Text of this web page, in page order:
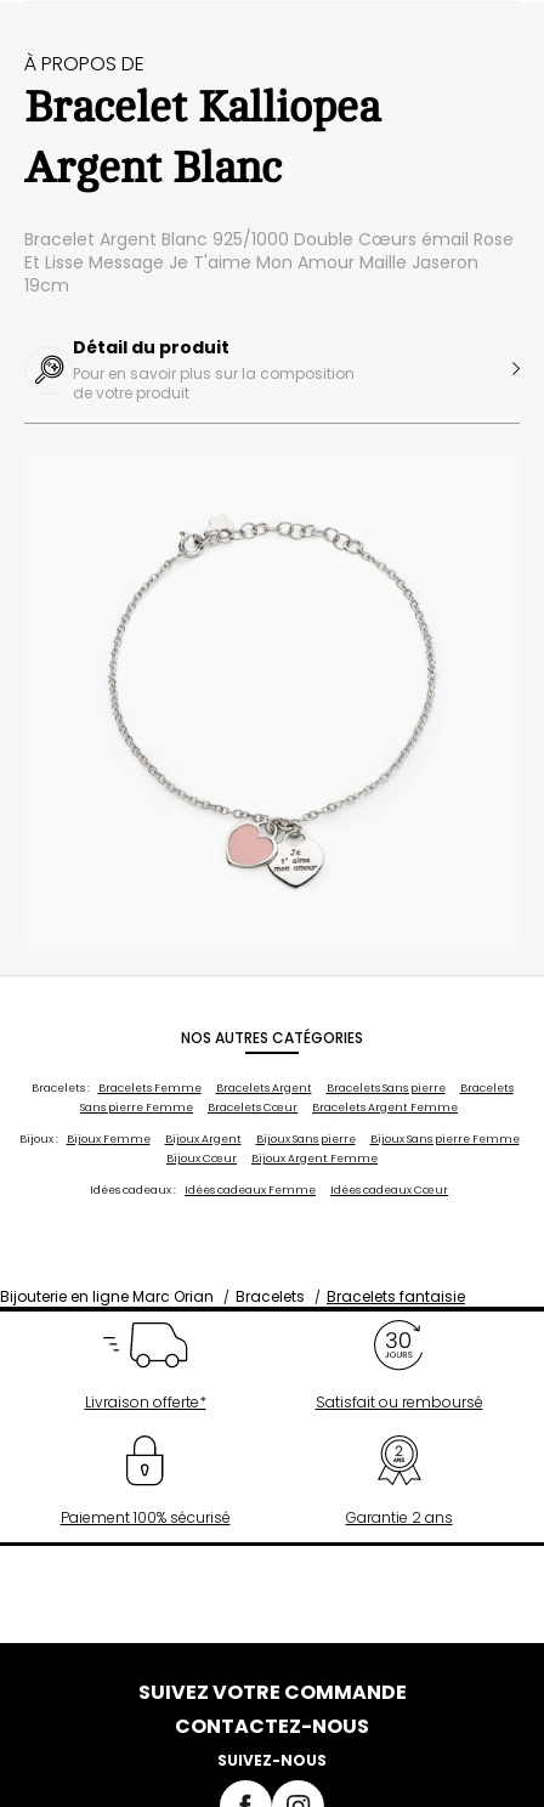
À PROPOS DE
Bracelet Kalliopea
Argent Blanc
Bracelet Argent Blanc 925/1000 Double Cœurs émail Rose
Et Lisse Message Je T'aime Mon Amour Maille Jaseron
19cm
Détail du produit
Pour en savoir plus sur la composition
de votre produit
NOS AUTRES CATÉGORIES
Bracelets : Bracelets Femme Bracelets Argent Bracelets Sans pierre
Bracelets
Sans pierre Femme
Bracelets Cœur Bracelets Argent Femme
Bijoux : Bijoux Femme Bijoux Argent Bijoux Sans pierre
Bijoux Sans pierre Femme
Bijoux Cœur
Bijoux Argent Femme
Idées cadeaux : Idées cadeaux Femme Idées cadeaux Cœur
Bijouterie en ligne Marc Orian Bracelets Bracelets fantaisie
Livraison offerte* Satisfait ou remboursé
Paiement 100% sécurisé Garantie 2 ans
SUIVEZ VOTRE COMMANDE
CONTACTEZ-NOUS
SUIVEZ-NOUS